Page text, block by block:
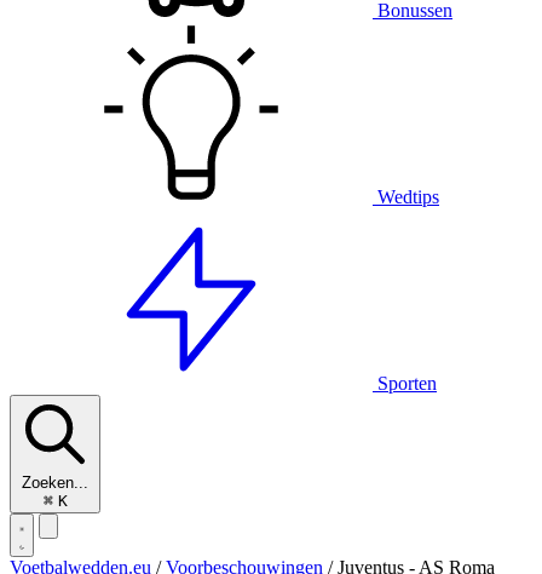
Bonussen
Wedtips
Sporten
Zoeken...
⌘ K
Voetbalwedden.eu / Voorbeschouwingen / Juventus - AS Roma